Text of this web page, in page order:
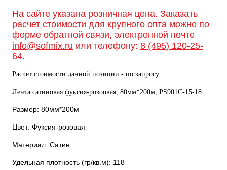
На сайте указана розничная цена. Заказать
расчет стоимости для крупного опта можно по
форме обратной связи, электронной почте
info@sofmix.ru или телефону: 8 (495) 120-25-
64.
Расчёт стоимости данной позиции - по запросу
Лента сатиновая фуксия-розоовая, 80мм*200м, PS901С-15-18
Размер: 80мм*200м
Цвет: Фуксия-розовая
Материал: Сатин
Удельная плотность (гр/кв.м): 118